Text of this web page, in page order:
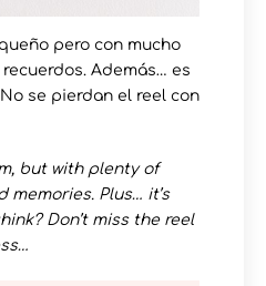
pero con mucho
Además… es
se pierdan el reel con
but with plenty of
Plus… it’s
Don’t miss the reel